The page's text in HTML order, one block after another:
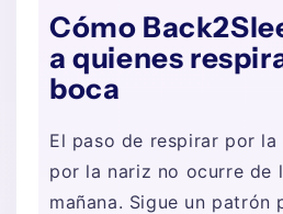
Cómo
a quienes
boca
El paso de respirar por
por la nariz no ocurre de
mañana. Sigue un patrón